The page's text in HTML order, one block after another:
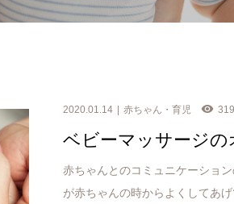
2020.01.14 赤ちゃん・育児
ベビーマッサージ
赤ちゃんとのコミュニケーショ
が赤ちゃんの時からよくしてあ